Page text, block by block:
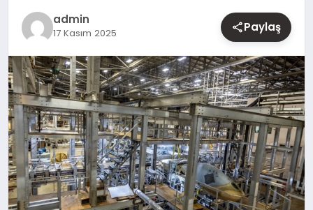
admin
17 Kasım 2025 Paylaş